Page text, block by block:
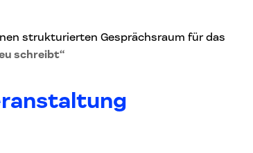
strukturierten Gesprächsraum für das
schreibt“